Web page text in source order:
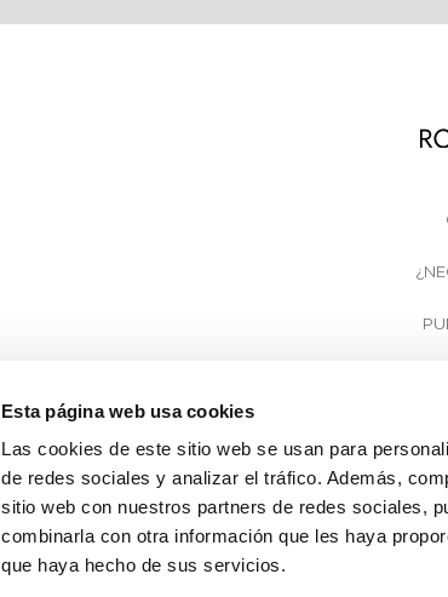
Esta página web usa cookies
Las cookies de este sitio web se usan para
de redes sociales y analizar el tráfico. Además,
sitio web con nuestros partners de redes sociales,
combinarla con otra información que les haya
que haya hecho de sus servicios.